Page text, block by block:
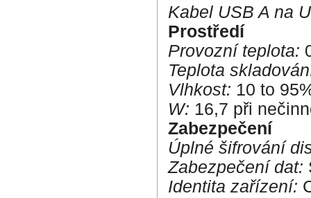
Kabel USB A na
Prostředí
Provozní teplota:
Teplota
Vlhkost: 10 to
W: 16,7 při
Zabezpečení
Úplné šifrování
Zabezpečení dat:
Identita zařízení: